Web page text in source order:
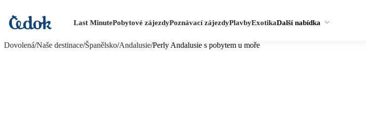
Last MinutePobytové zájezdyPoznávací zájezdyPlavbyExotikaDalší nabídka
Dovolená/Naše destinace/Španělsko/Andalusie/Perly Andalusie s pobytem u moře